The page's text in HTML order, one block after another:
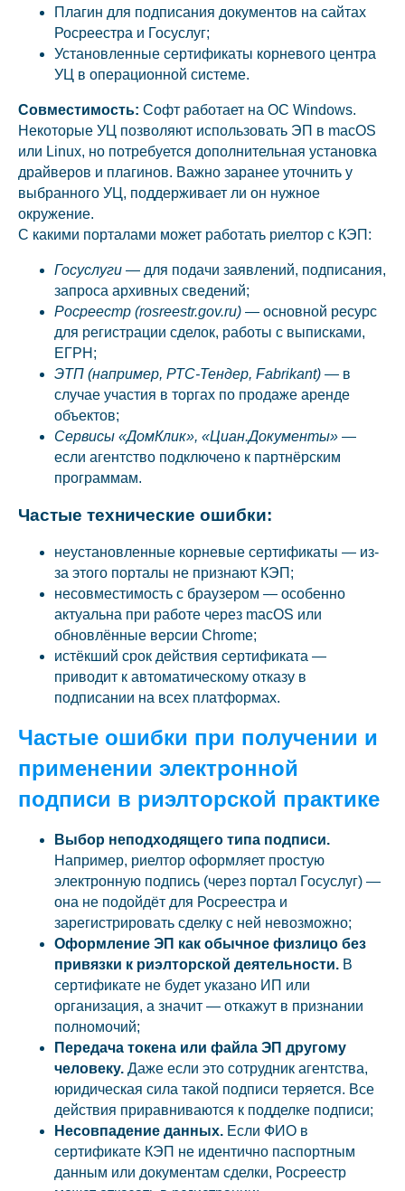
Плагин для подписания документов на сайтах
Росреестра и Госуслуг;
Установленные сертификаты корневого центра
УЦ в операционной системе.
Совместимость: Софт работает на ОС Windows.
Некоторые УЦ позволяют использовать ЭП в macOS
или Linux, но потребуется дополнительная установка
драйверов и плагинов. Важно заранее уточнить у
выбранного УЦ, поддерживает ли он нужное
окружение.
С какими порталами может работать риелтор с КЭП:
Госуслуги — для подачи заявлений, подписания,
запроса архивных сведений;
Росреестр (rosreestr.gov.ru) — основной ресурс
для регистрации сделок, работы с выписками,
ЕГРН;
ЭТП (например, РТС-Тендер, Fabrikant) — в
случае участия в торгах по продаже аренде
объектов;
Сервисы «ДомКлик», «Циан.Документы» —
если агентство подключено к партнёрским
программам.
Частые технические ошибки:
неустановленные корневые сертификаты — из-
за этого порталы не признают КЭП;
несовместимость с браузером — особенно
актуальна при работе через macOS или
обновлённые версии Chrome;
истёкший срок действия сертификата —
приводит к автоматическому отказу в
подписании на всех платформах.
Частые ошибки при получении и
применении электронной
подписи в риэлторской практике
Выбор неподходящего типа подписи.
Например, риелтор оформляет простую
электронную подпись (через портал Госуслуг) —
она не подойдёт для Росреестра и
зарегистрировать сделку с ней невозможно;
Оформление ЭП как обычное физлицо без
привязки к риэлторской деятельности. В
сертификате не будет указано ИП или
организация, а значит — откажут в признании
полномочий;
Передача токена или файла ЭП другому
человеку. Даже если это сотрудник агентства,
юридическая сила такой подписи теряется. Все
действия приравниваются к подделке подписи;
Несовпадение данных. Если ФИО в
сертификате КЭП не идентично паспортным
данным или документам сделки, Росреестр